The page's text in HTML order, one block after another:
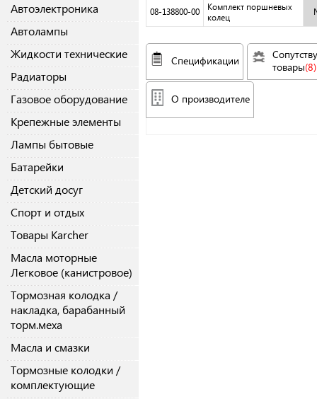
Автоэлектроника
Автолампы
Жидкости технические
Радиаторы
Газовое оборудование
Крепежные элементы
Лампы бытовые
Батарейки
Детский досуг
Спорт и отдых
Товары Karcher
Масла моторные
Легковое (канистровое)
Тормозная колодка /
накладка, барабанный
торм.меха
Масла и смазки
Тормозные колодки /
комплектующие
08-138800-00
Комплект поршневых
колец
Спецификации
товары(8)
О производителе